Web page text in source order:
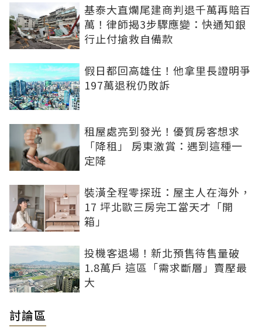
基泰大直爛尾建商判退千萬再賠百
萬！律師揭3步驟應變：快通知銀
行止付搶救自備款
假日都回高雄住！他拿里長證明爭
197萬退稅仍敗訴
租屋處亮到發光！優質房客想求
「降租」 房東激賞：遇到這種一
定降
裝潢全程零探班：屋主人在海外，
17 坪北歐三房完工當天才「開
箱」
投機客退場！新北預售待售量破
1.8萬戶 這區「需求斷層」賣壓最
大
討論區